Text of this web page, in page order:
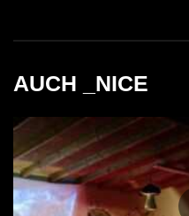
AUCH _NICE